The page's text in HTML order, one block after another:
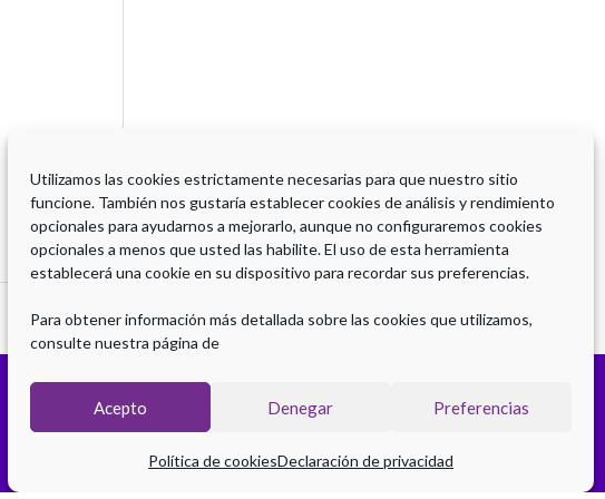
Utilizamos las cookies estrictamente necesarias para que nuestro sitio
funcione. También nos gustaría establecer cookies de análisis y rendimiento
opcionales para ayudarnos a mejorarlo, aunque no configuraremos cookies
opcionales a menos que usted las habilite. El uso de esta herramienta
establecerá una cookie en su dispositivo para recordar sus preferencias.
Para obtener información más detallada sobre las cookies que utilizamos,
consulte nuestra página de
Acepto Denegar Preferencias
Política de cookiesDeclaración de privacidad